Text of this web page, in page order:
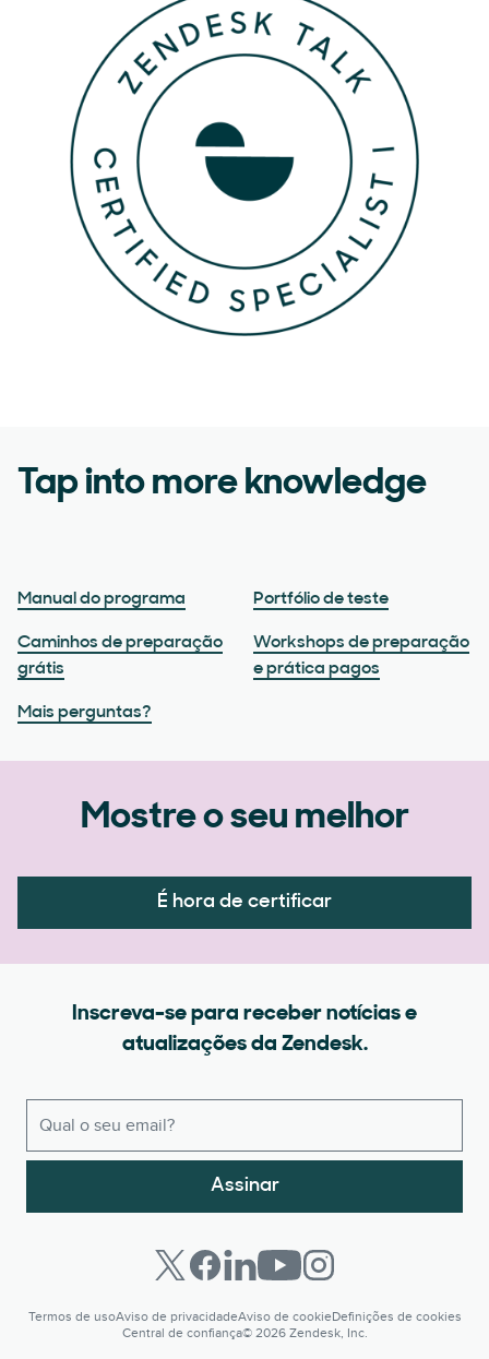
Tap into more knowledge
Manual do programa Portfólio de teste
Caminhos de preparação
grátis
Workshops de preparação
e prática pagos
Mais perguntas?
Mostre o seu melhor
É hora de certificar
Inscreva-se para receber notícias e
atualizações da Zendesk.
Assinar
Termos de usoAviso de privacidadeAviso de cookieDefinições de cookies
Central de confiança© 2026 Zendesk, Inc.